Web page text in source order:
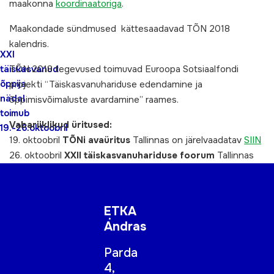
XXI
täiskasvanud
õppija
nädal
toimub
19.-26.oktoobril
maakonna koordinaatoriga.
Maakondade sündmused kättesaadavad TÕN 2018
kalendris.
TÕN 2018 tegevused toimuvad Euroopa Sotsiaalfondi
projekti “Täiskasvanuhariduse edendamine ja
õppimisvõimaluste avardamine” raames.
Vabariiklikud üritused:
19. oktoobril TÕNi avaüritus Tallinnas on järelvaadatav SIIN
26. oktoobril XXII täiskasvanuhariduse foorum Tallinnas
ETKA
Andras
Parda
4,